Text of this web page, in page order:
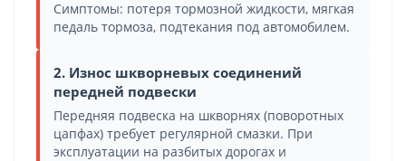
Симптомы: потеря тормозной жидкости, мягкая
педаль тормоза, подтекания под автомобилем.
2. Износ шкворневых соединений
передней подвески
Передняя подвеска на шкворнях (поворотных
цапфах) требует регулярной смазки. При
эксплуатации на разбитых дорогах и